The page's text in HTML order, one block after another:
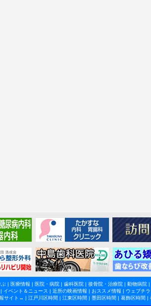
ぶ| 医療情報 | 医院・病院| 歯科医院| 接骨院・治療院| 動物病院|
イベント＆ニュース | 近所の映画情報 | おススメ情報 | ウェブチラ
サイト→ | 江戸川区時間 | 江東区時間 | 墨田区時間 | 葛飾区時間 |